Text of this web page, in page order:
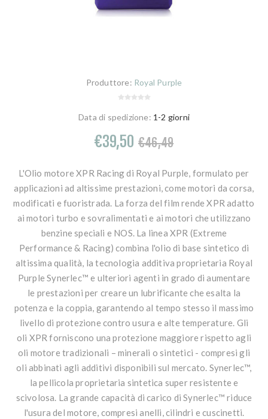
Produttore: Royal Purple
Data di spedizione: 1-2 giorni
€39,50 €46,49
L'Olio motore XPR Racing di Royal Purple, formulato per
applicazioni ad altissime prestazioni, come motori da corsa,
modificati e fuoristrada. La forza del film rende XPR adatto
ai motori turbo e sovralimentati e ai motori che utilizzano
benzine speciali e NOS. La linea XPR (Extreme
Performance & Racing) combina l'olio di base sintetico di
altissima qualità, la tecnologia additiva proprietaria Royal
Purple Synerlec™ e ulteriori agenti in grado di aumentare
le prestazioni per creare un lubrificante che esalta la
potenza e la coppia, garantendo al tempo stesso il massimo
livello di protezione contro usura e alte temperature. Gli
oli XPR forniscono una protezione maggiore rispetto agli
oli motore tradizionali – minerali o sintetici - compresi gli
oli abbinati agli additivi disponibili sul mercato. Synerlec™,
la pellicola proprietaria sintetica super resistente e
scivolosa. La grande capacità di carico di Synerlec™ riduce
l'usura del motore, compresi anelli, cilindri e cuscinetti.